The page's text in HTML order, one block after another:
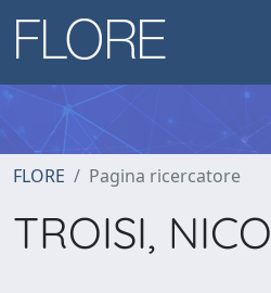
FLORE Pagina ricercatore
TROISI,